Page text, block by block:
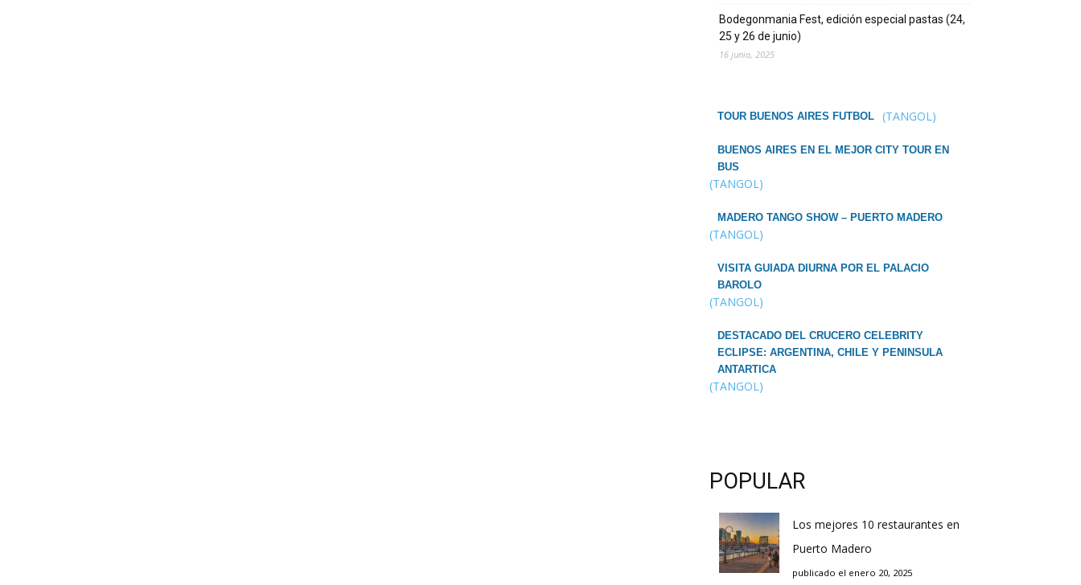
Bodegonmania Fest, edición especial pastas (24,
25 y 26 de junio)
16 junio, 2025
TOUR BUENOS AIRES FUTBOL (TANGOL)
BUENOS AIRES EN EL MEJOR CITY TOUR EN
BUS
(TANGOL)
MADERO TANGO SHOW – PUERTO MADERO
(TANGOL)
VISITA GUIADA DIURNA POR EL PALACIO
BAROLO
(TANGOL)
DESTACADO DEL CRUCERO CELEBRITY
ECLIPSE: ARGENTINA, CHILE Y PENINSULA
ANTARTICA
(TANGOL)
POPULAR
Los mejores 10 restaurantes en
Puerto Madero
publicado el enero 20, 2025